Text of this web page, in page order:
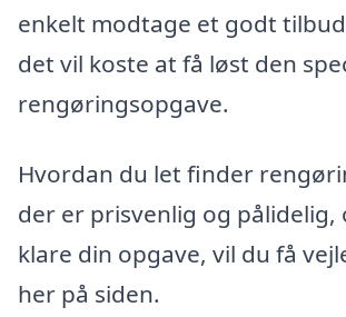
enkelt modtage et godt
det vil koste at få løst den
rengøringsopgave.
Hvordan du let finder
der er prisvenlig og pålidelig,
klare din opgave, vil du få
her på siden.